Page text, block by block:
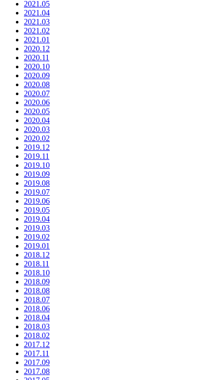
2021.05
2021.04
2021.03
2021.02
2021.01
2020.12
2020.11
2020.10
2020.09
2020.08
2020.07
2020.06
2020.05
2020.04
2020.03
2020.02
2019.12
2019.11
2019.10
2019.09
2019.08
2019.07
2019.06
2019.05
2019.04
2019.03
2019.02
2019.01
2018.12
2018.11
2018.10
2018.09
2018.08
2018.07
2018.06
2018.04
2018.03
2018.02
2017.12
2017.11
2017.09
2017.08